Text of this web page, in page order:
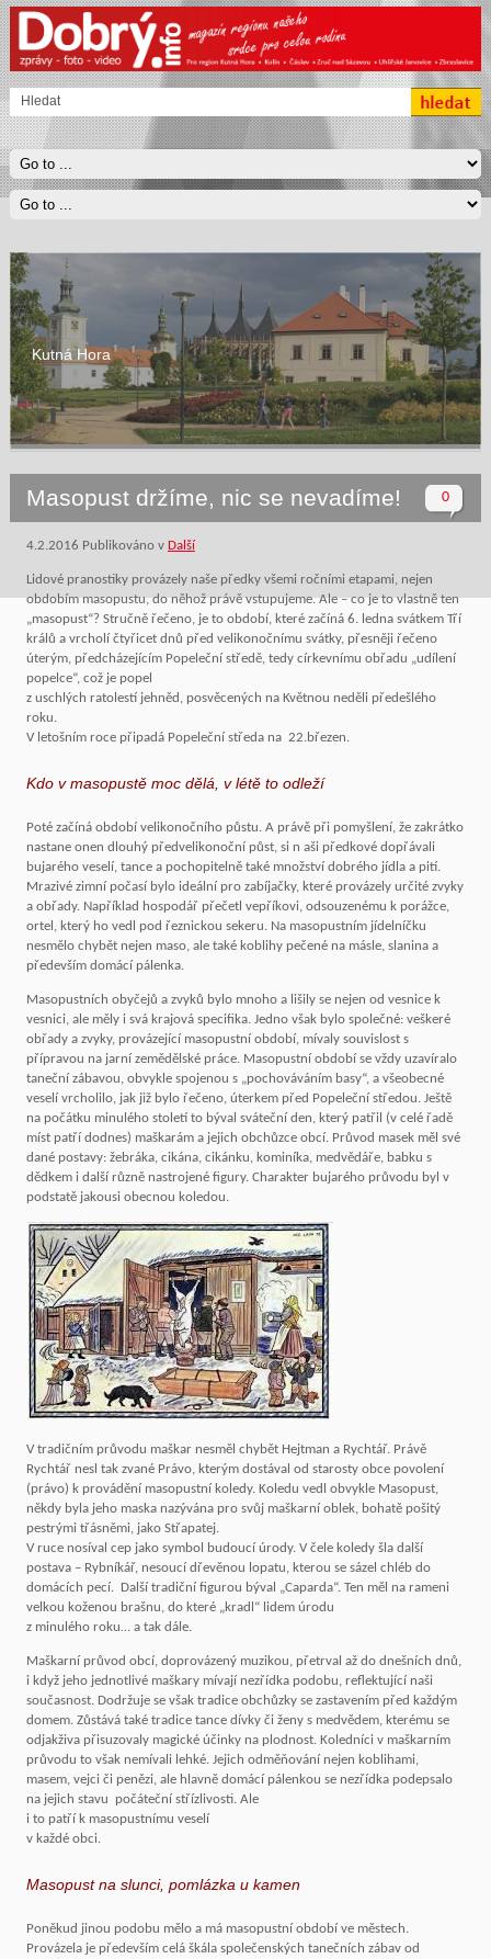
Kutná Hora
0
Masopust držíme, nic se nevadíme!
4.2.2016 Publikováno v Další
Lidové pranostiky provázely naše předky všemi ročními etapami, nejen
obdobím masopustu, do něhož právě vstupujeme. Ale – co je to vlastně ten
„masopust“? Stručně řečeno, je to období, které začíná 6. ledna svátkem Tří
králů a vrcholí čtyřicet dnů před velikonočnímu svátky, přesněji řečeno
úterým, předcházejícím Popeleční středě, tedy církevnímu obřadu „udílení
popelce“, což je popel
z uschlých ratolestí jehněd, posvěcených na Květnou neděli předešlého
roku.
V letošním roce připadá Popeleční středa na 22.březen.
Kdo v masopustě moc dělá, v létě to odleží
Poté začíná období velikonočního půstu. A právě při pomyšlení, že zakrátko
nastane onen dlouhý předvelikonoční půst, si n aši předkové dopřávali
bujarého veselí, tance a pochopitelně také množství dobrého jídla a pití.
Mrazivé zimní počasí bylo ideální pro zabíjačky, které provázely určité zvyky
a obřady. Například hospodář přečetl vepříkovi, odsouzenému k porážce,
ortel, který ho vedl pod řeznickou sekeru. Na masopustním jídelníčku
nesmělo chybět nejen maso, ale také koblihy pečené na másle, slanina a
především domácí pálenka.
Masopustních obyčejů a zvyků bylo mnoho a lišily se nejen od vesnice k
vesnici, ale měly i svá krajová specifika. Jedno však bylo společné: veškeré
obřady a zvyky, provázející masopustní období, mívaly souvislost s
přípravou na jarní zemědělské práce. Masopustní období se vždy uzavíralo
taneční zábavou, obvykle spojenou s „pochováváním basy“, a všeobecné
veselí vrcholilo, jak již bylo řečeno, úterkem před Popeleční středou. Ještě
na počátku minulého století to býval sváteční den, který patřil (v celé řadě
míst patří dodnes) maškarám a jejich obchůzce obcí. Průvod masek měl své
dané postavy: žebráka, cikána, cikánku, kominíka, medvědáře, babku s
dědkem i další různě nastrojené figury. Charakter bujarého průvodu byl v
podstatě jakousi obecnou koledou.
V tradičním průvodu maškar nesměl chybět Hejtman a Rychtář. Právě
Rychtář nesl tak zvané Právo, kterým dostával od starosty obce povolení
(právo) k provádění masopustní koledy. Koledu vedl obvykle Masopust,
někdy byla jeho maska nazývána pro svůj maškarní oblek, bohatě pošitý
pestrými třásněmi, jako Střapatej.
V ruce nosíval cep jako symbol budoucí úrody. V čele koledy šla další
postava – Rybníkář, nesoucí dřevěnou lopatu, kterou se sázel chléb do
domácích pecí. Další tradiční figurou býval „Caparda“. Ten měl na rameni
velkou koženou brašnu, do které „kradl“ lidem úrodu
z minulého roku… a tak dále.
Maškarní průvod obcí, doprovázený muzikou, přetrval až do dnešních dnů,
i když jeho jednotlivé maškary mívají nezřídka podobu, reflektující naši
současnost. Dodržuje se však tradice obchůzky se zastavením před každým
domem. Zůstává také tradice tance dívky či ženy s medvědem, kterému se
odjakživa přisuzovaly magické účinky na plodnost. Koledníci v maškarním
průvodu to však nemívali lehké. Jejich odměňování nejen koblihami,
masem, vejci či penězi, ale hlavně domácí pálenkou se nezřídka podepsalo
na jejich stavu počáteční střízlivosti. Ale
i to patří k masopustnímu veselí
v každé obci.
Masopust na slunci, pomlázka u kamen
Poněkud jinou podobu mělo a má masopustní období ve městech.
Provázela je především celá škála společenských tanečních zábav od